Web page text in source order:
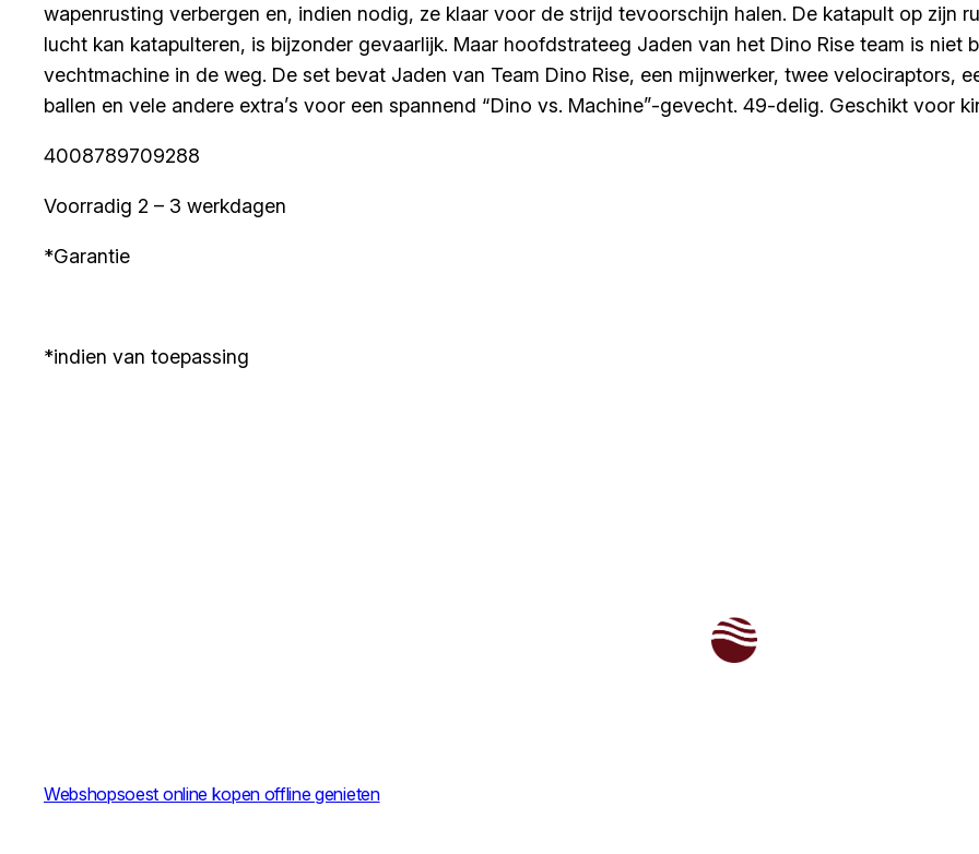
wapenrusting verbergen en, indien nodig, ze klaar voor de strijd tevoorschijn halen. De katapult op zijn
lucht kan katapulteren, is bijzonder gevaarlijk. Maar hoofdstrateeg Jaden van het Dino Rise team is niet
vechtmachine in de weg. De set bevat Jaden van Team Dino Rise, een mijnwerker, twee velociraptors,
ballen en vele andere extra’s voor een spannend “Dino vs. Machine”-gevecht. 49-delig. Geschikt voor
4008789709288
Voorradig 2 – 3 werkdagen
*Garantie
*indien van toepassing
Webshopsoest online kopen offline genieten